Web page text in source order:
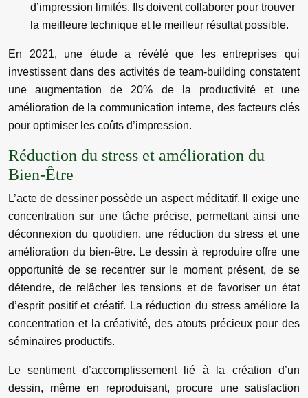
d’impression limités. Ils doivent collaborer pour trouver
la meilleure technique et le meilleur résultat possible.
En 2021, une étude a révélé que les entreprises qui
investissent dans des activités de team-building constatent
une augmentation de 20% de la productivité et une
amélioration de la communication interne, des facteurs clés
pour optimiser les coûts d’impression.
Réduction du stress et amélioration du
Bien-Être
L’acte de dessiner possède un aspect méditatif. Il exige une
concentration sur une tâche précise, permettant ainsi une
déconnexion du quotidien, une réduction du stress et une
amélioration du bien-être. Le dessin à reproduire offre une
opportunité de se recentrer sur le moment présent, de se
détendre, de relâcher les tensions et de favoriser un état
d’esprit positif et créatif. La réduction du stress améliore la
concentration et la créativité, des atouts précieux pour des
séminaires productifs.
Le sentiment d’accomplissement lié à la création d’un
dessin, même en reproduisant, procure une satisfaction